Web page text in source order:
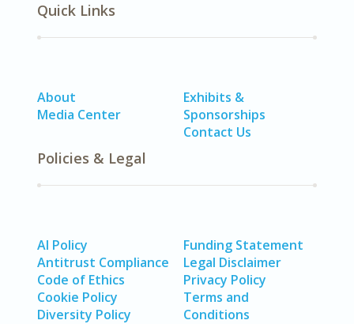
Quick Links
About
Media Center
Exhibits &
Sponsorships
Contact Us
Policies & Legal
AI Policy
Antitrust Compliance
Code of Ethics
Cookie Policy
Diversity Policy
Funding Statement
Legal Disclaimer
Privacy Policy
Terms and
Conditions